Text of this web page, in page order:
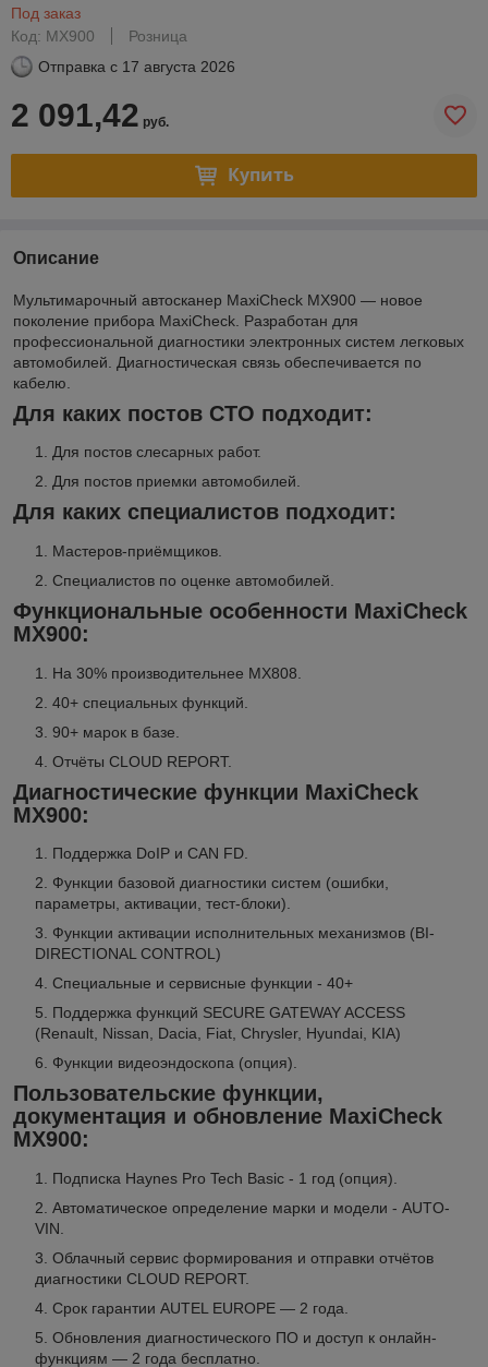
Под заказ
Код: MX900
Розница
Отправка с 17 августа 2026
2 091,42 руб.
Купить
Описание
Мультимарочный автосканер MaxiCheck MX900 — новое
поколение прибора MaxiCheck. Разработан для
профессиональной диагностики электронных систем легковых
автомобилей. Диагностическая связь обеспечивается по
кабелю.
Для каких постов СТО подходит:
Для постов слесарных работ.
Для постов приемки автомобилей.
Для каких специалистов подходит:
Мастеров-приёмщиков.
Специалистов по оценке автомобилей.
Функциональные особенности MaxiCheck
MX900:
На 30% производительнее MX808.
40+ специальных функций.
90+ марок в базе.
Отчёты CLOUD REPORT.
Диагностические функции MaxiCheck
MX900:
Поддержка DoIP и CAN FD.
Функции базовой диагностики систем (ошибки,
параметры, активации, тест-блоки).
Функции активации исполнительных механизмов (BI-
DIRECTIONAL CONTROL)
​​Специальные и сервисные функции - 40+
Поддержка функций SECURE GATEWAY ACCESS
(Renault, Nissan, Dacia, Fiat, Chrysler, Hyundai, KIA)
Функции видеоэндоскопа (опция).
Пользовательские функции,
документация и обновление MaxiCheck
MX900:
Подписка Haynes Pro Tech Basic - 1 год (опция).
Автоматическое определение марки и модели - AUTO-
VIN.
Облачный сервис формирования и отправки отчётов
диагностики CLOUD REPORT.
Срок гарантии AUTEL EUROPE — 2 года.
Обновления диагностического ПО и доступ к онлайн-
функциям — 2 года бесплатно.